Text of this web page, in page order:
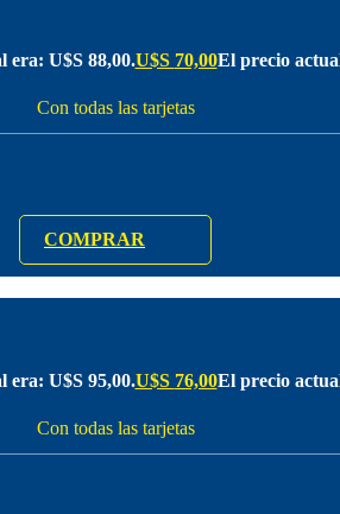
era: U$S 88,00.U$S 70,00El precio
Con todas las tarjetas
COMPRAR
era: U$S 95,00.U$S 76,00El precio
Con todas las tarjetas